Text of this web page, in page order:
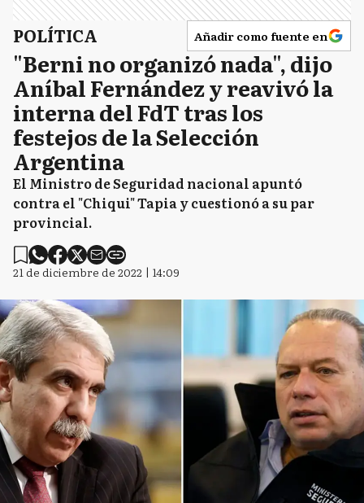
POLÍTICA Añadir como fuente en
"Berni no organizó nada", dijo
Aníbal Fernández y reavivó la
interna del FdT tras los
festejos de la Selección
Argentina
El Ministro de Seguridad nacional apuntó
contra el "Chiqui" Tapia y cuestionó a su par
provincial.
21 de diciembre de 2022 | 14:09